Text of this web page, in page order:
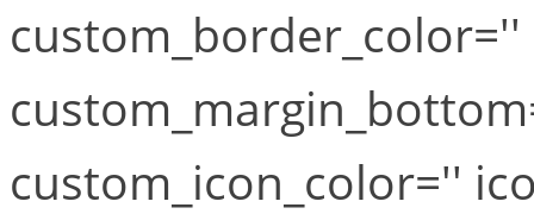
custom_icon_color=''